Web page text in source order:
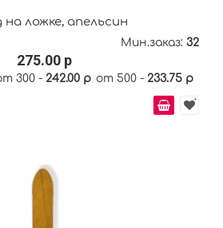
ложке, апельсин
Мин.заказ: 32
275.00 р
300 - 242.00 р от 500 - 233.75 р